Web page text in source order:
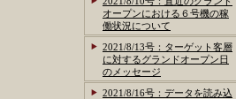
オープンにおける６号機の稼
働状況について
2021/8/13号：ターゲット客層
に対するグランドオープン日
のメッセージ
2021/8/16号：データを読み込